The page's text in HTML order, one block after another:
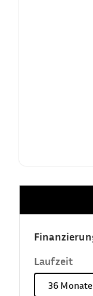
Laufzeit
36 Monate